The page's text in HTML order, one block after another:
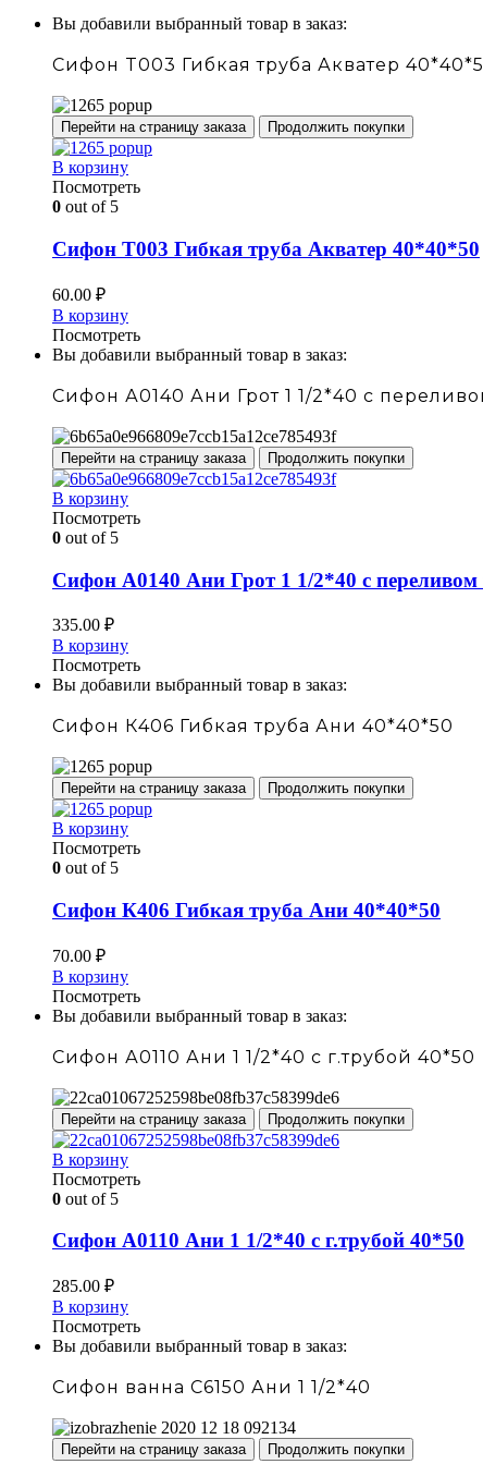
Вы добавили выбранный товар в заказ:
Сифон T003 Гибкая труба Акватер
Перейти на страницу заказа Продолжить покупки
В корзину
Посмотреть
0 out of 5
Сифон T003 Гибкая труба Акватер 40*40*50
60.00 ₽
В корзину
Посмотреть
Вы добавили выбранный товар в заказ:
Сифон А0140 Ани Грот 1 1/2*40 с
Перейти на страницу заказа Продолжить покупки
В корзину
Посмотреть
0 out of 5
Сифон А0140 Ани Грот 1 1/2*40 с
335.00 ₽
В корзину
Посмотреть
Вы добавили выбранный товар в заказ:
Сифон К406 Гибкая труба Ани 40*40*50
Перейти на страницу заказа Продолжить покупки
В корзину
Посмотреть
0 out of 5
Сифон К406 Гибкая труба Ани 40*40*50
70.00 ₽
В корзину
Посмотреть
Вы добавили выбранный товар в заказ:
Сифон А0110 Ани 1 1/2*40 с г.трубой 40*50
Перейти на страницу заказа Продолжить покупки
В корзину
Посмотреть
0 out of 5
Сифон А0110 Ани 1 1/2*40 с г.трубой 40*50
285.00 ₽
В корзину
Посмотреть
Вы добавили выбранный товар в заказ:
Сифон ванна С6150 Ани 1 1/2*40
Перейти на страницу заказа Продолжить покупки